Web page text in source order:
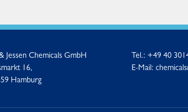
Jessen Chemicals GmbH
16,
Hamburg
Tel.: +49 40
E-Mail: